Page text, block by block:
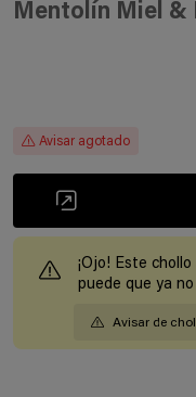
Mentolín Miel &
Avisar agotado
¡Ojo! Este
puede que ya
Avisar de